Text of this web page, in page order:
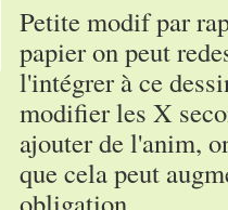
Petite modif par
papier on peut
l'intégrer à ce
modifier les X
ajouter de l'anim,
que cela peut